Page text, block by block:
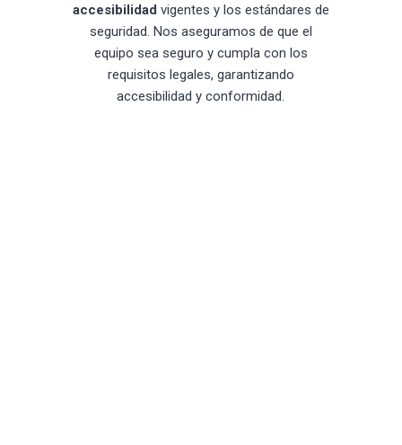
accesibilidad vigentes y los estándares de
seguridad. Nos aseguramos de que el
equipo sea seguro y cumpla con los
requisitos legales, garantizando
accesibilidad y conformidad.